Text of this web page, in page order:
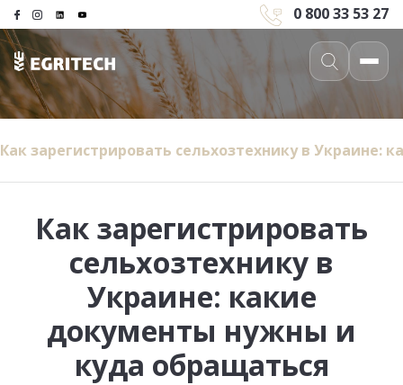
0 800 33 53 27
Как зарегистрировать сельхозтехнику в
Как зарегистрировать
сельхозтехнику в
Украине: какие
документы нужны и
куда обращаться